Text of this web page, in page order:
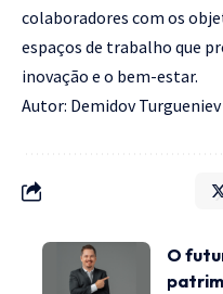
colaboradores com os
espaços de trabalho que
inovação e o bem-estar.
Autor: Demidov Turgueniev
O